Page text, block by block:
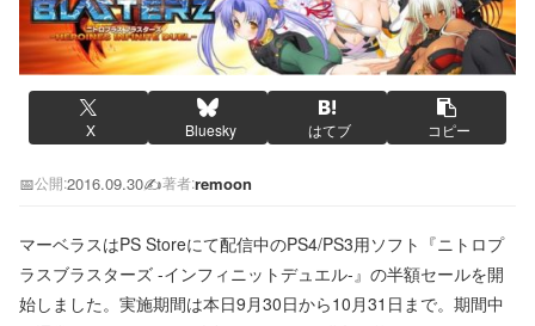
X Bluesky はてブ コピー
📅公開:2016.09.30✍️著者:remoon
マーベラスはPS Storeにて配信中のPS4/PS3用ソフト『ニトロプ
ラスブラスターズ -インフィニットデュエル-』の半額セールを開
始しました。実施期間は本日9月30日から10月31日まで。期間中